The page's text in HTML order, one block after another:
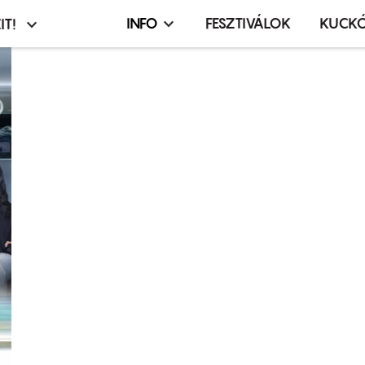
Infó,
INFO FESZTIVÁLOK